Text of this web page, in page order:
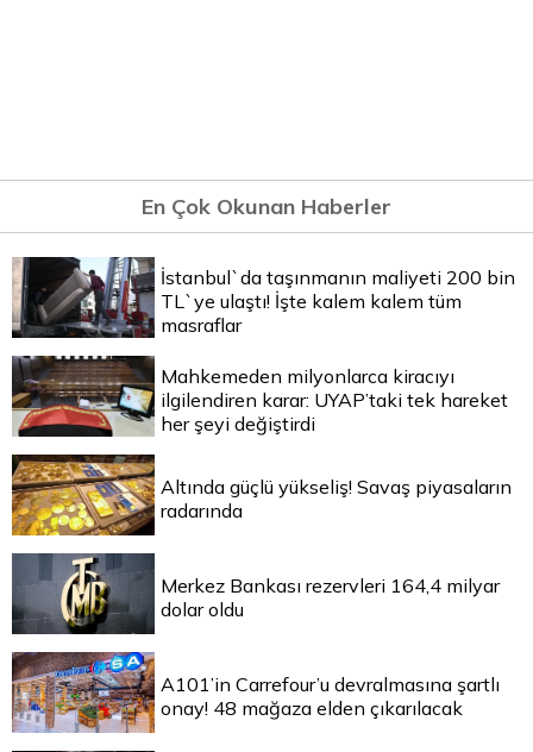
En Çok Okunan Haberler
İstanbul`da taşınmanın maliyeti 200 bin
TL`ye ulaştı! İşte kalem kalem tüm
masraflar
Mahkemeden milyonlarca kiracıyı
ilgilendiren karar: UYAP’taki tek hareket
her şeyi değiştirdi
Altında güçlü yükseliş! Savaş piyasaların
radarında
Merkez Bankası rezervleri 164,4 milyar
dolar oldu
A101’in Carrefour’u devralmasına şartlı
onay! 48 mağaza elden çıkarılacak